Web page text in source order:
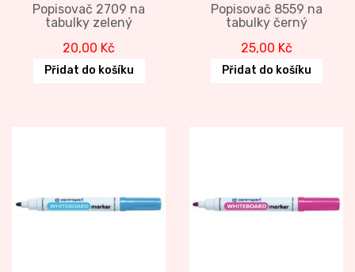
Popisovač 2709 na
tabulky zelený
20,00 Kč
Přidat do košíku
Popisovač 8559 na
tabulky černý
25,00 Kč
Přidat do košíku